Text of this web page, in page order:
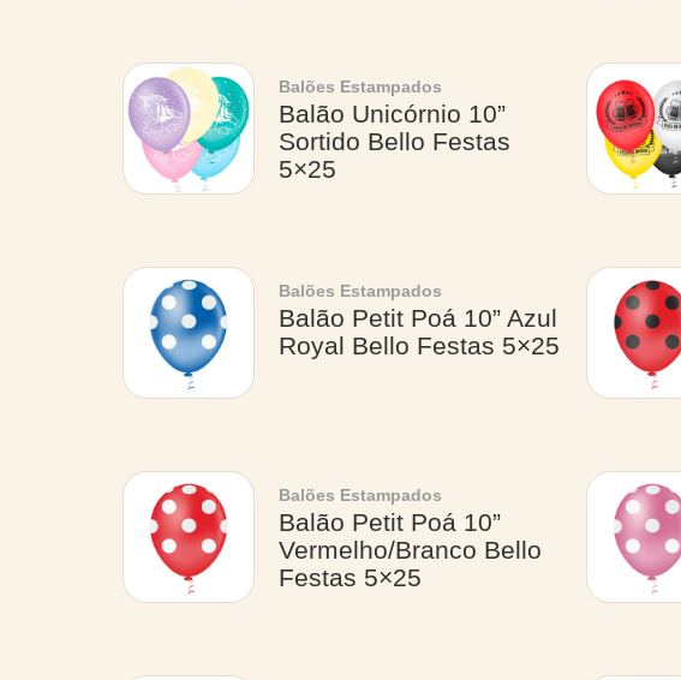
Balões Estampados
Balão Unicórnio 10”
Sortido Bello Festas
5×25
Balões Estampados
Balão Petit Poá 10” Azul
Royal Bello Festas 5×25
Balões Estampados
Balão Petit Poá 10”
Vermelho/Branco Bello
Festas 5×25